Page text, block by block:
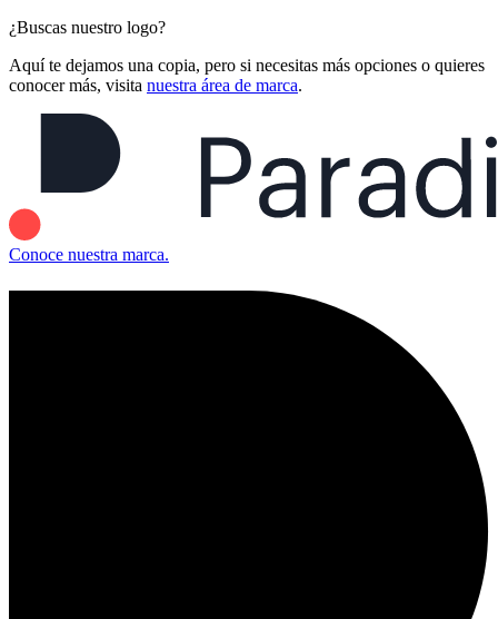
¿Buscas nuestro logo?
Aquí te dejamos una copia, pero si necesitas más opciones o quieres
conocer más, visita nuestra área de marca.
Conoce nuestra marca.